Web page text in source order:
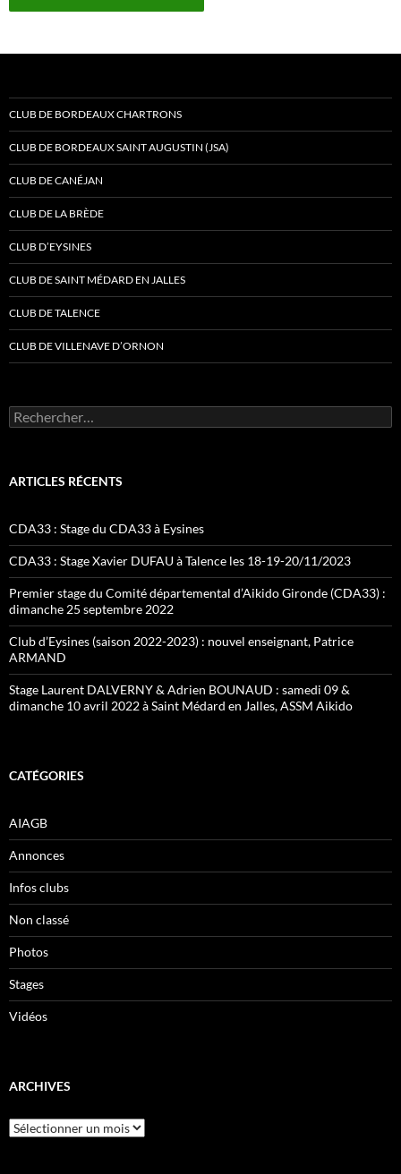
CLUB DE BORDEAUX CHARTRONS
CLUB DE BORDEAUX SAINT AUGUSTIN (JSA)
CLUB DE CANÉJAN
CLUB DE LA BRÈDE
CLUB D’EYSINES
CLUB DE SAINT MÉDARD EN JALLES
CLUB DE TALENCE
CLUB DE VILLENAVE D’ORNON
Rechercher :
ARTICLES RÉCENTS
CDA33 : Stage du CDA33 à Eysines
CDA33 : Stage Xavier DUFAU à Talence les 18-19-20/11/2023
Premier stage du Comité départemental d’Aikido Gironde (CDA33) :
dimanche 25 septembre 2022
Club d’Eysines (saison 2022-2023) : nouvel enseignant, Patrice
ARMAND
Stage Laurent DALVERNY & Adrien BOUNAUD : samedi 09 &
dimanche 10 avril 2022 à Saint Médard en Jalles, ASSM Aikido
CATÉGORIES
AIAGB
Annonces
Infos clubs
Non classé
Photos
Stages
Vidéos
ARCHIVES
Archives